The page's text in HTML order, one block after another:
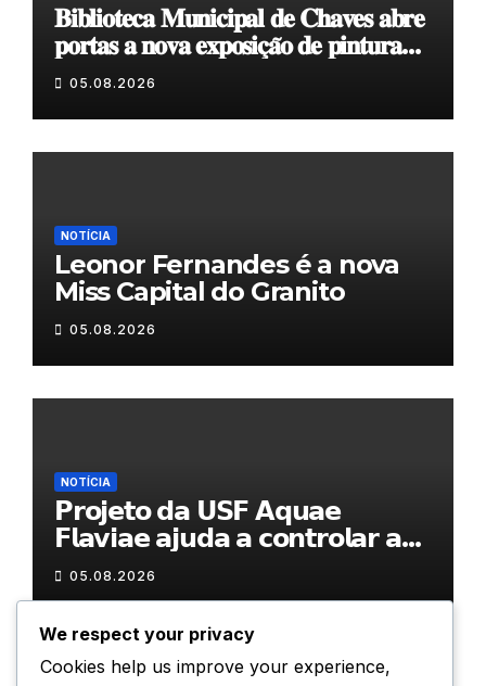
𝐁𝐢𝐛𝐥𝐢𝐨𝐭𝐞𝐜𝐚 𝐌𝐮𝐧𝐢𝐜𝐢𝐩𝐚𝐥 𝐝𝐞 𝐂𝐡𝐚𝐯𝐞𝐬 𝐚𝐛𝐫𝐞
𝐩𝐨𝐫𝐭𝐚𝐬 𝐚 𝐧𝐨𝐯𝐚 𝐞𝐱𝐩𝐨𝐬𝐢𝐜̧𝐚̃𝐨 𝐝𝐞 𝐩𝐢𝐧𝐭𝐮𝐫𝐚
𝐝𝐮𝐫𝐚𝐧𝐭𝐞 𝐨 𝐦𝐞̂𝐬 𝐝𝐞 𝐚𝐠𝐨𝐬𝐭𝐨
05.08.2026
NOTÍCIA
Leonor Fernandes é a nova
Miss Capital do Granito
05.08.2026
NOTÍCIA
𝗣𝗿𝗼𝗷𝗲𝘁𝗼 𝗱𝗮 𝗨𝗦𝗙 𝗔𝗾𝘂𝗮𝗲
𝗙𝗹𝗮𝘃𝗶𝗮𝗲 𝗮𝗷𝘂𝗱𝗮 𝗮 𝗰𝗼𝗻𝘁𝗿𝗼𝗹𝗮𝗿 𝗮
𝗮𝗻𝘀𝗶𝗲𝗱𝗮𝗱𝗲
05.08.2026
We respect your privacy
Cookies help us improve your experience,